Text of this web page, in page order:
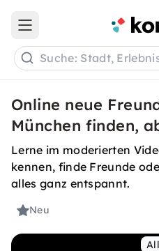
Open main menu
Suche: Stadt,
Online neue
München finden,
Lerne im moderierten
kennen, finde Freunde
alles ganz entspannt.
Neu